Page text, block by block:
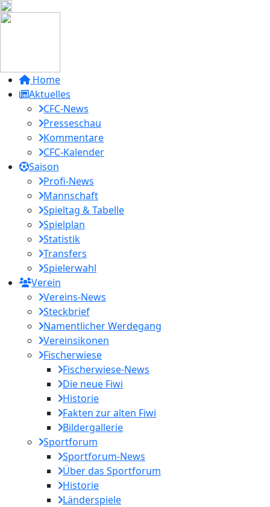
Home
Aktuelles
CFC-News
Presseschau
Kommentare
CFC-Kalender
Saison
Profi-News
Mannschaft
Spieltag & Tabelle
Spielplan
Statistik
Transfers
Spielerwahl
Verein
Vereins-News
Steckbrief
Namentlicher Werdegang
Vereinsikonen
Fischerwiese
Fischerwiese-News
Die neue Fiwi
Historie
Fakten zur alten Fiwi
Bildergallerie
Sportforum
Sportforum-News
Über das Sportforum
Historie
Länderspiele